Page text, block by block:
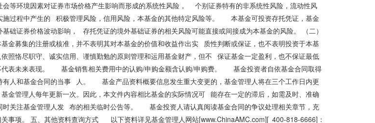
等环境因素对证券市场价格产生影响而形成的系统性风险， 个别证券特有的非系统性风险，流动性风
施过程中产生的 积极管理风险，信用风险，本基金的其他特定风险等。 本基金可投资存托凭证，基金
础证券价格波动影响， 存托凭证的境外基础证券的相关风险可能直接或间接成为本基金的风险。 （二）
募集的注册或核准，并不表明其对本基金的价值和收益作出实 质性判断或保证，也不表明投资于本基
恪尽职守、诚实信用、谨慎勤勉的原则管理和运用基金财产，但不 保证基金一定盈利，也不保证最低
表未来表现。 基金销售相关费用中的认购/申购金额含认购/申购费。 基金投资者自依基金合同取得
有人和基金合同的当事 人。 基金产品资料概要信息发生重大变更的，基金管理人将在三个工作日内更
金管理人每年更新一次。因此，本文件内容相比基金的实际情况可 能存在一定的滞后，如需及时、准确
时关注基金管理人发 布的相关临时公告等。 基金投资人请认真阅读基金合同的争议处理相关章节，充
事项。 五、其他资料查询方式 以下资料详见基金管理人网站[www.ChinaAMC.com][ 400-818-6666]：